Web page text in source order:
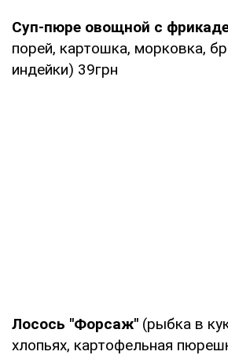
Суп-пюре овощной с
порей, картошка, морковка,
индейки) 39грн
Лосось "Форсаж" (рыбка в
хлопьях, картофельная